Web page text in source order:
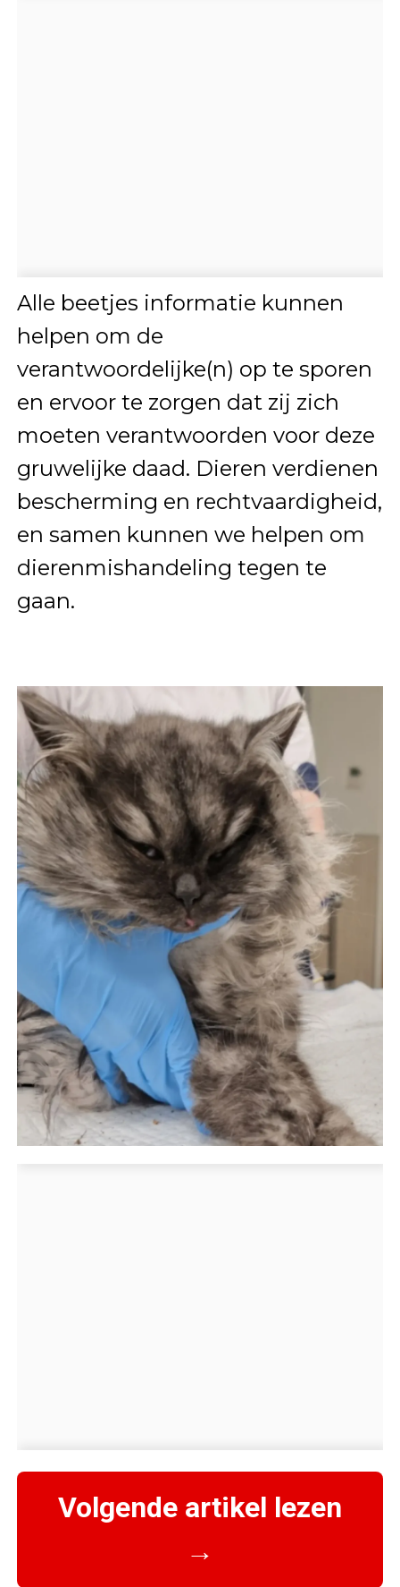
Alle beetjes informatie kunnen
helpen om de
verantwoordelijke(n) op te sporen
en ervoor te zorgen dat zij zich
moeten verantwoorden voor deze
gruwelijke daad. Dieren verdienen
bescherming en rechtvaardigheid,
en samen kunnen we helpen om
dierenmishandeling tegen te
gaan.
Volgende artikel lezen
→